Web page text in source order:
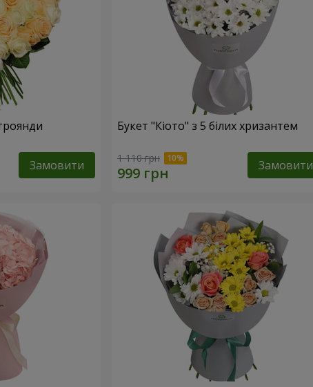
Замовити
Букет "Кіото" з 5 білих хризантем
1 110 грн Замовити